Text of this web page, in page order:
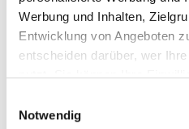
Werbung und Inhalten,
Entwicklung von Angeboten
entscheiden darüber, wer
nutzt. Sie können Ihre
Trigger Symbol ändern oder
Notwendig
FERRA Line up
Ab 18 Jahren